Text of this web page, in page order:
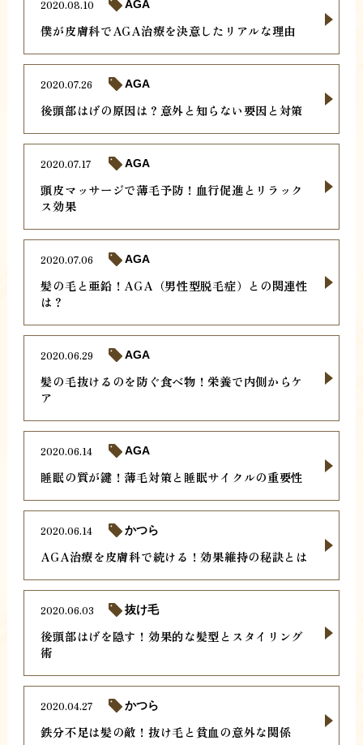
僕が皮膚科でAGA治療を決意したリアルな理由
2020.08.10 AGA
後頭部はげの原因は？意外と知らない要因と対策
2020.07.26 AGA
頭皮マッサージで薄毛予防！血行促進とリラック
ス効果
2020.07.17 AGA
髪の毛と亜鉛！AGA（男性型脱毛症）との関連性
は？
2020.07.06 AGA
髪の毛抜けるのを防ぐ食べ物！栄養で内側からケ
ア
2020.06.29 AGA
睡眠の質が鍵！薄毛対策と睡眠サイクルの重要性
2020.06.14 AGA
AGA治療を皮膚科で続ける！効果維持の秘訣とは
2020.06.14 かつら
後頭部はげを隠す！効果的な髪型とスタイリング
術
2020.06.03 抜け毛
鉄分不足は髪の敵！抜け毛と貧血の意外な関係
2020.04.27 かつら